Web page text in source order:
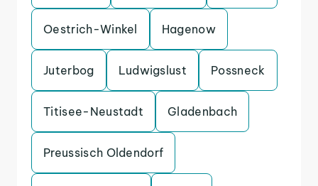
Oestrich-Winkel Hagenow
Juterbog Ludwigslust Possneck
Titisee-Neustadt Gladenbach
Preussisch Oldendorf